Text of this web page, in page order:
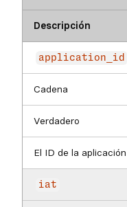
Descripción
application_id
Cadena
Verdadero
El ID de la
iat